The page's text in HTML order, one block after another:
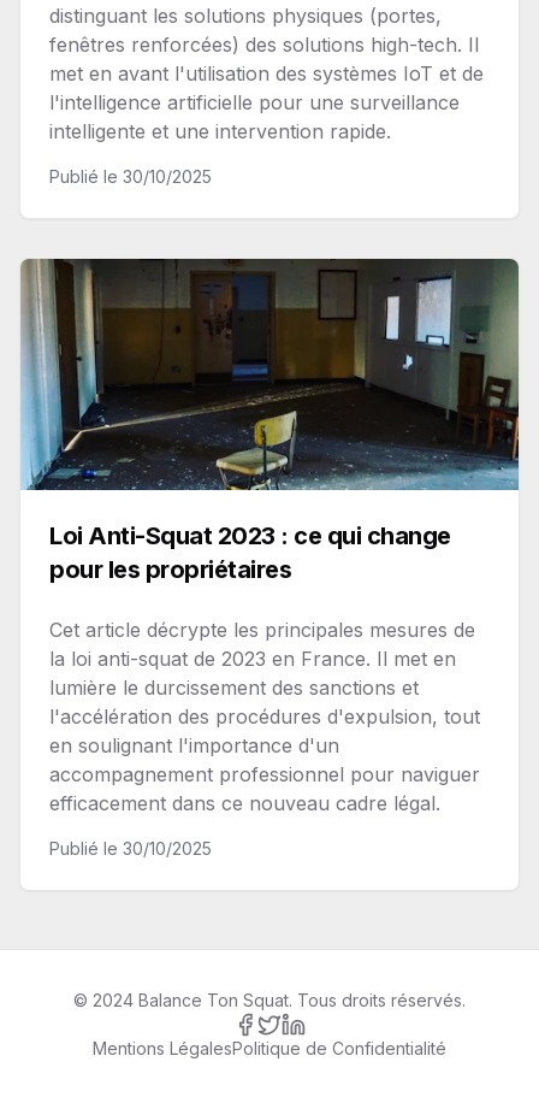
distinguant les solutions physiques (portes,
fenêtres renforcées) des solutions high-tech. Il
met en avant l'utilisation des systèmes IoT et de
l'intelligence artificielle pour une surveillance
intelligente et une intervention rapide.
Publié le 30/10/2025
Loi Anti-Squat 2023 : ce qui change
pour les propriétaires
Cet article décrypte les principales mesures de
la loi anti-squat de 2023 en France. Il met en
lumière le durcissement des sanctions et
l'accélération des procédures d'expulsion, tout
en soulignant l'importance d'un
accompagnement professionnel pour naviguer
efficacement dans ce nouveau cadre légal.
Publié le 30/10/2025
© 2024 Balance Ton Squat. Tous droits réservés.
Mentions LégalesPolitique de Confidentialité